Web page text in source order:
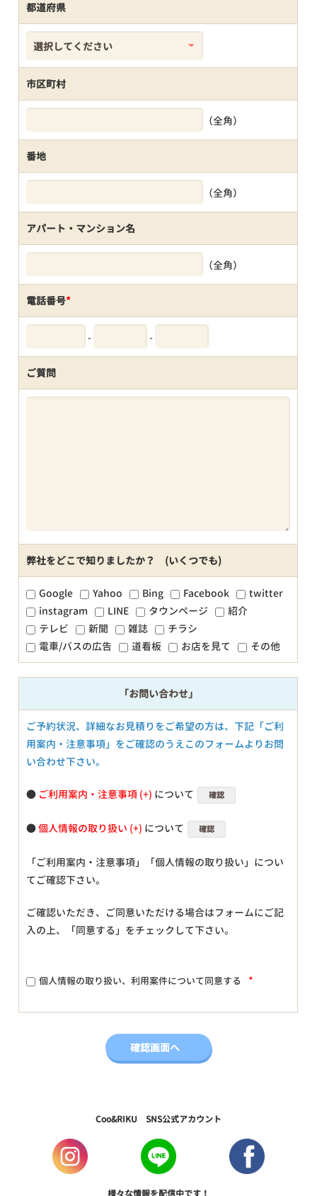
都道府県
市区町村
（全角）
番地
（全角）
アパート・マンション名
（全角）
電話番号*
- -
ご質問
弊社をどこで知りましたか？ (いくつでも)
Google Yahoo Bing Facebook
twitter
instagram
LINE タウンページ
紹介
テレビ
新聞 雑誌
チラシ
電車/バスの広告
道看板 お店を見て その他
「お問い合わせ」
ご予約状況、詳細なお見積りをご希望の方は、下記「ご利
用案内・注意事項」をご確認のうえこのフォームよりお問
い合わせ下さい。
● ご利用案内・注意事項 について 確認
●個人情報の取り扱い について 確認
「ご利用案内・注意事項」「個人情報の取り扱い」につい
てご確認下さい。
ご確認いただき、ご同意いただける場合はフォームにご記
入の上、「同意する」をチェックして下さい。
個人情報の取り扱い、利用案件について同意する *
Coo&RIKU SNS公式アカウント
様々な情報を配信中です！